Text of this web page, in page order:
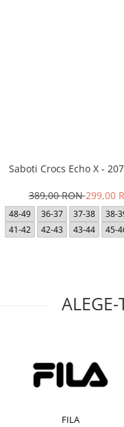
Saboti Crocs Echo X -
389,00 RON299,00
48-49 36-37 37-38 38-
41-42
42-43 43-44 45-
FILA